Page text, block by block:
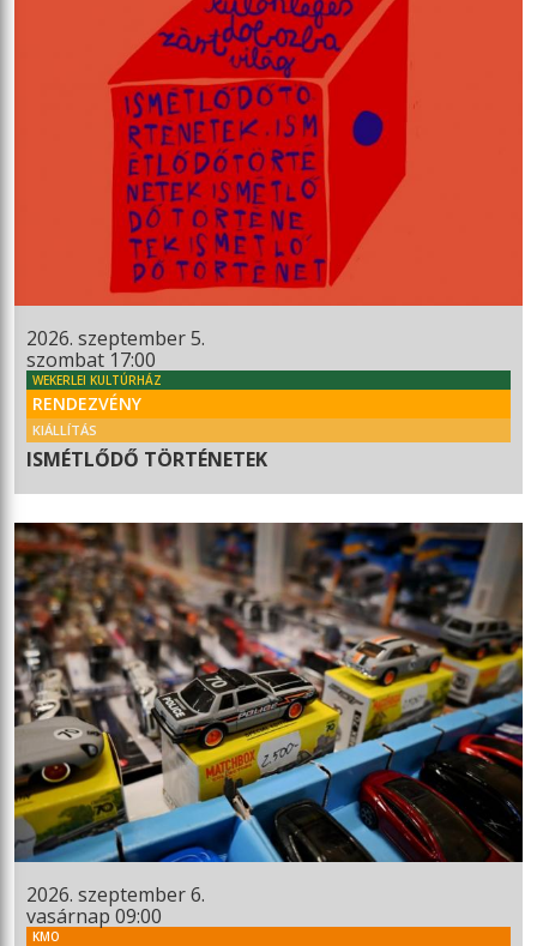
2026. szeptember 5.
szombat 17:00
WEKERLEI KULTÚRHÁZ
RENDEZVÉNY
KIÁLLÍTÁS
ISMÉTLŐDŐ TÖRTÉNETEK
2026. szeptember 6.
vasárnap 09:00
KMO